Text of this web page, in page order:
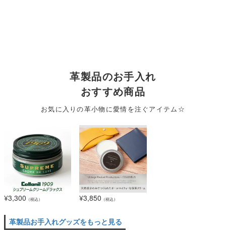
革製品のお手入れ
おすすめ商品
お気に入りの革小物に愛情を注ぐアイテム☆
¥3,300 （税込） ¥3,850 （税込）
革製品お手入れグッズをもっと見る